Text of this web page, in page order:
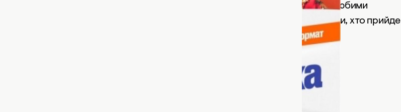
приємно в останній місяць літа увійти разом з вами, нашими любими
глядачами — постійними, які ходять до нас не перший рік, і тими, хто прийде